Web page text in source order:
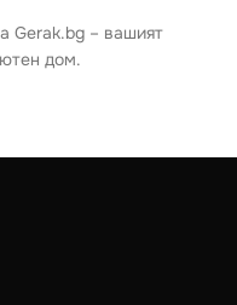
Gerak.bg – вашият
дом.